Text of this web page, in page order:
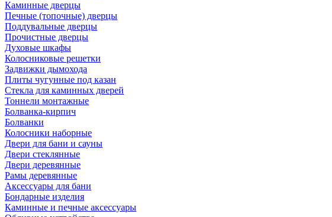
Каминные дверцы
Печные (топочные) дверцы
Поддувальные дверцы
Прочистные дверцы
Духовые шкафы
Колосниковые решетки
Задвижки дымохода
Плиты чугунные под казан
Стекла для каминных дверей
Тоннели монтажные
Болванка-кирпич
Болванки
Колосники наборные
Двери для бани и сауны
Двери стеклянные
Двери деревянные
Рамы деревянные
Аксессуары для бани
Бондарные изделия
Каминные и печные аксессуары